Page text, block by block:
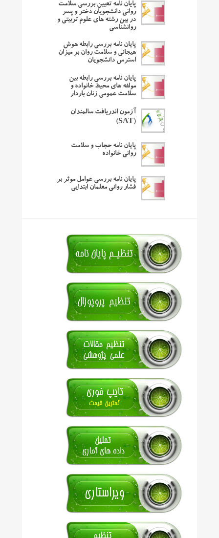
پایان نامه تعیین بررسی سلامت
روانی دانشجویان دختر و پسر
در بین رشته های علوم تربیتی و
روانشناسی
پایان نامه بررسی رابطه هوش
هیجانی و سلامت روان بر میزان
استرس دانشجویان
پایان نامه بررسی رابطه بین
مولفه ‌های محیط خانواده و
سلامت عمومی زنان باردار
آزمون اندریافت سالمندان
(SAT)
پایان نامه حجاب و سلامت
روانی خانواده
پایان نامه بررسی عوامل موثر بر
فشار روانی معلمان ابتدایی